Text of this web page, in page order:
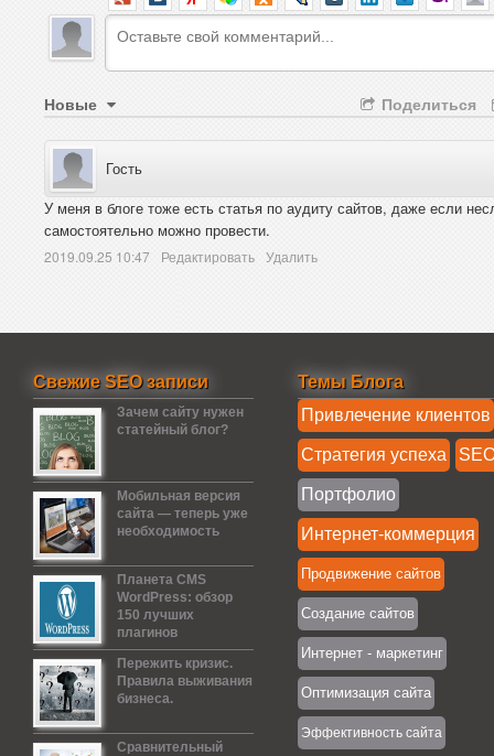
Новые Поделиться
Гость
У меня в блоге тоже есть статья по аудиту сайтов, даже если
самостоятельно можно провести.
2019.09.25 10:47 Редактировать Удалить
Свежие SEO записи
Зачем сайту нужен
статейный блог?
Мобильная версия
сайта — теперь уже
необходимость
Планета CMS
WordPress: обзор
150 лучших
плагинов
Пережить кризис.
Правила выживания
бизнеса.
Сравнительный
Темы Блога
Привлечение клиентов
Стратегия успеха
Портфолио
Интернет-коммерция
Продвижение сайтов
Создание сайтов
Интернет - маркетинг
Оптимизация сайта
Эффективность сайта